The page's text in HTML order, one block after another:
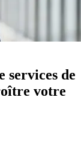
services de
votre